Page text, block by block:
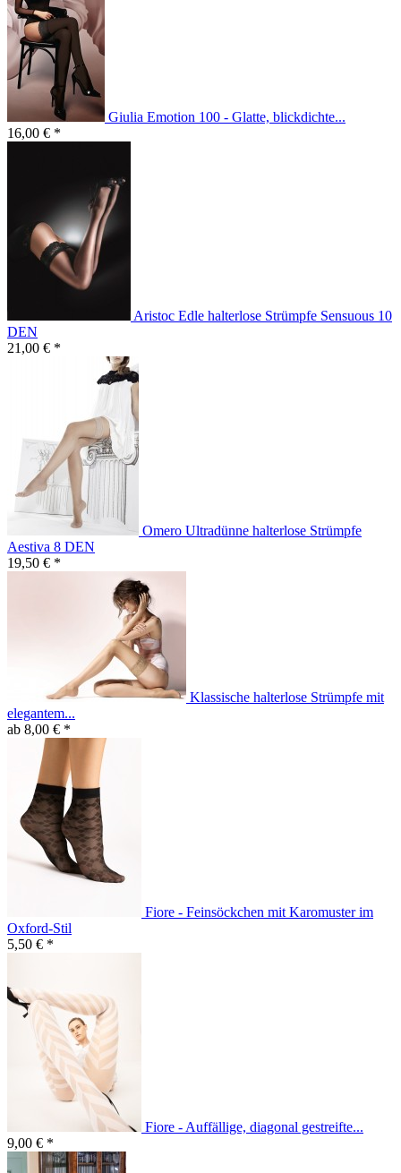
Giulia Emotion 100 - Glatte, blickdichte...
16,00 € *
Aristoc Edle halterlose Strümpfe Sensuous 10
DEN
21,00 € *
Omero Ultradünne halterlose Strümpfe
Aestiva 8 DEN
19,50 € *
Klassische halterlose Strümpfe mit
elegantem...
ab 8,00 € *
Fiore - Feinsöckchen mit Karomuster im
Oxford-Stil
5,50 € *
Fiore - Auffällige, diagonal gestreifte...
9,00 € *